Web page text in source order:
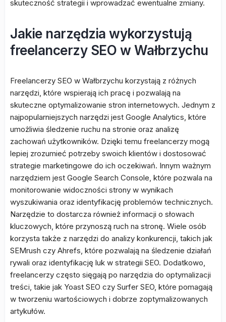
skuteczność strategii i wprowadzać ewentualne zmiany.
Jakie narzędzia wykorzystują
freelancerzy SEO w Wałbrzychu
Freelancerzy SEO w Wałbrzychu korzystają z różnych
narzędzi, które wspierają ich pracę i pozwalają na
skuteczne optymalizowanie stron internetowych. Jednym z
najpopularniejszych narzędzi jest Google Analytics, które
umożliwia śledzenie ruchu na stronie oraz analizę
zachowań użytkowników. Dzięki temu freelancerzy mogą
lepiej zrozumieć potrzeby swoich klientów i dostosować
strategie marketingowe do ich oczekiwań. Innym ważnym
narzędziem jest Google Search Console, które pozwala na
monitorowanie widoczności strony w wynikach
wyszukiwania oraz identyfikację problemów technicznych.
Narzędzie to dostarcza również informacji o słowach
kluczowych, które przynoszą ruch na stronę. Wiele osób
korzysta także z narzędzi do analizy konkurencji, takich jak
SEMrush czy Ahrefs, które pozwalają na śledzenie działań
rywali oraz identyfikację luk w strategii SEO. Dodatkowo,
freelancerzy często sięgają po narzędzia do optymalizacji
treści, takie jak Yoast SEO czy Surfer SEO, które pomagają
w tworzeniu wartościowych i dobrze zoptymalizowanych
artykułów.